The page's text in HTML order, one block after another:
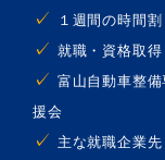
１週間の時間割
就職・資格取得
富山自動車整
援会
主な就職企業先